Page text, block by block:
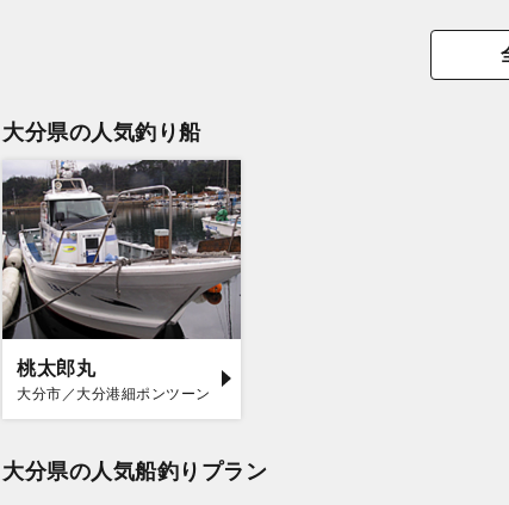
大分県の人気釣り船
桃太郎丸
大分市／大分港細ポンツーン
大分県の人気船釣りプラン